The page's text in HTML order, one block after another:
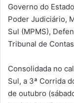
Governo do
Poder Judiciário,
Sul (MPMS),
Tribunal de
Consolidada no
Sul, a 3ª Corrida
de outubro